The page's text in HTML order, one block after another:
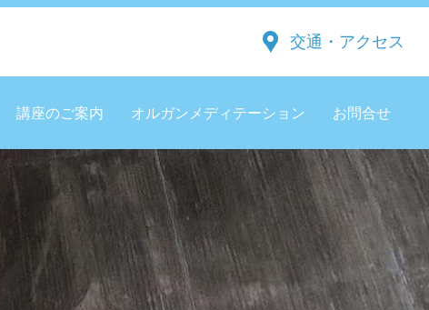
交通・アクセス
講座のご案内 オルガンメディテーション お問合せ